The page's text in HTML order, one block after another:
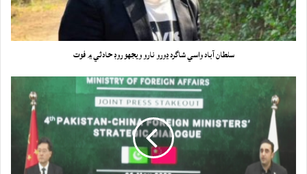
سلطان آباد واسي شاگرد ڍورو نارو ويجهو روڊ حادثي ۾ فوت